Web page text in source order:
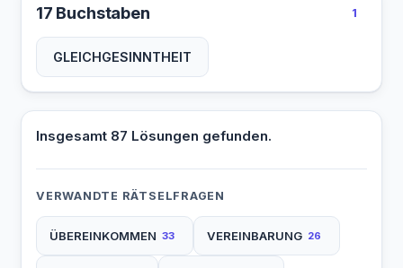
17 Buchstaben 1
GLEICHGESINNTHEIT
Insgesamt 87 Lösungen gefunden.
VERWANDTE RÄTSELFRAGEN
ÜBEREINKOMMEN 33 VEREINBARUNG 26